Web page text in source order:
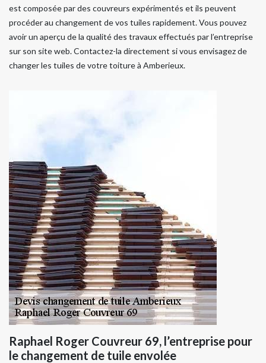
est composée par des couvreurs expérimentés et ils peuvent
procéder au changement de vos tuiles rapidement. Vous pouvez
avoir un aperçu de la qualité des travaux effectués par l’entreprise
sur son site web. Contactez-la directement si vous envisagez de
changer les tuiles de votre toiture à Amberieux.
Raphael Roger Couvreur 69, l’entreprise pour
le changement de tuile envolée